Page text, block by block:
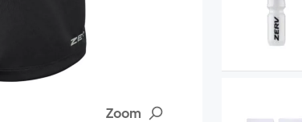
Zoom